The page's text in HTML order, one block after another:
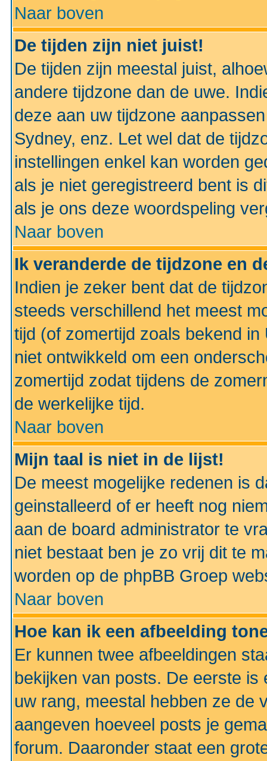
Naar boven
De tijden zijn niet juist!
De tijden zijn meestal juist,
andere tijdzone dan de uwe.
deze aan uw tijdzone
Sydney, enz. Let wel dat de
instellingen enkel kan worden
als je niet geregistreerd bent is
als je ons deze woordspeling
Naar boven
Ik veranderde de tijdzone en
Indien je zeker bent dat de
steeds verschillend het meest
tijd (of zomertijd zoals bekend
niet ontwikkeld om een
zomertijd zodat tijdens de
de werkelijke tijd.
Naar boven
Mijn taal is niet in de lijst!
De meest mogelijke redenen is
geinstalleerd of er heeft nog
aan de board administrator te
niet bestaat ben je zo vrij dit te
worden op de phpBB Groep
Naar boven
Hoe kan ik een afbeelding
Er kunnen twee afbeeldingen
bekijken van posts. De eerste
uw rang, meestal hebben ze de
aangeven hoeveel posts je
forum. Daaronder staat een